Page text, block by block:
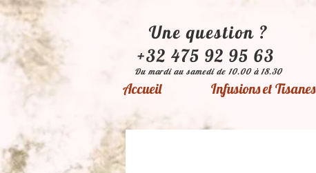
Une question ?
+32 475 92 95 63
Du mardi au samedi de 10.00 à 18.30
Accueil Infusions et Tisanes